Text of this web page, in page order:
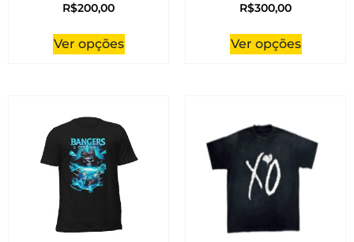
R$200,00
Ver opções
R$300,00
Ver opções